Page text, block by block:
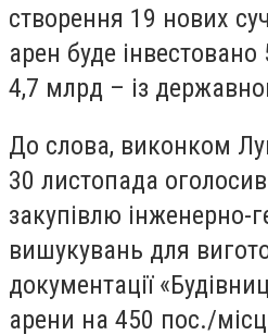
створення 19 нових
арен буде
4,7 млрд – із
До слова, виконком
30 листопада
закупівлю інженерно-
вишукувань для
документації
арени на 450 пос./